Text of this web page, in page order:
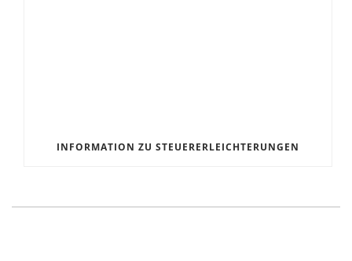
INFORMATION ZU STEUERERLEICHTERUNGEN